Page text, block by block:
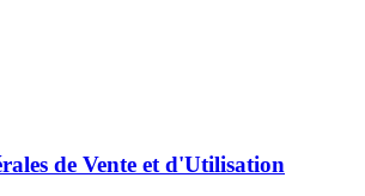
de Vente et d'Utilisation